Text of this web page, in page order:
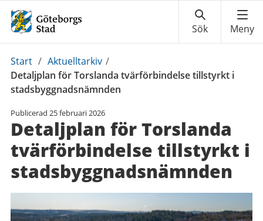
Du
är
här:
Start / Aktuelltarkiv /
Detaljplan för Torslanda tvärförbindelse tillstyrkt i
stadsbyggnadsnämnden
Publicerad 25 februari 2026
Detaljplan för Torslanda
tvärförbindelse tillstyrkt i
stadsbyggnadsnämnden